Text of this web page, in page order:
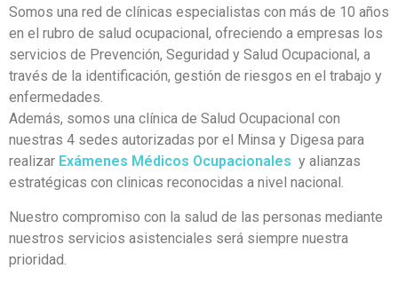
Somos una red de clínicas especialistas con más de 10 años
en el rubro de salud ocupacional, ofreciendo a empresas los
servicios de Prevención, Seguridad y Salud Ocupacional, a
través de la identificación, gestión de riesgos en el trabajo y
enfermedades.
Además, somos una clínica de Salud Ocupacional con
nuestras 4 sedes autorizadas por el Minsa y Digesa para
realizar Exámenes Médicos Ocupacionales y alianzas
estratégicas con clinicas reconocidas a nivel nacional.
Nuestro compromiso con la salud de las personas mediante
nuestros servicios asistenciales será siempre nuestra
prioridad.